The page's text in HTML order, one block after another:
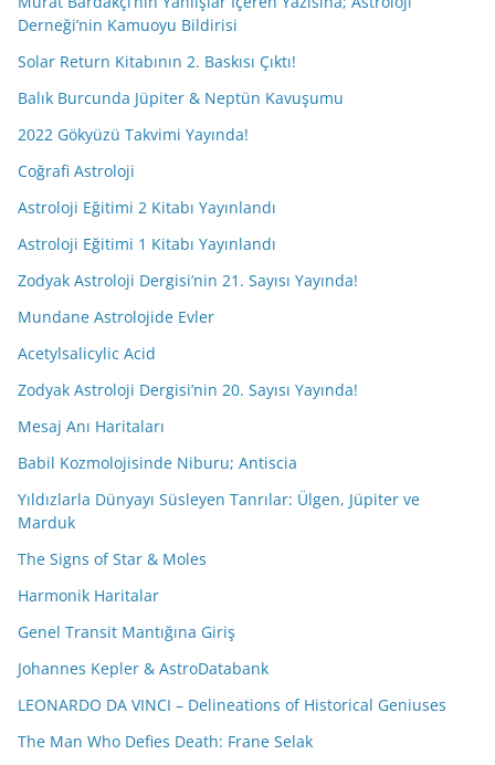
Derneği’nin Kamuoyu Bildirisi
Solar Return Kitabının 2. Baskısı Çıktı!
Balık Burcunda Jüpiter & Neptün Kavuşumu
2022 Gökyüzü Takvimi Yayında!
Coğrafi Astroloji
Astroloji Eğitimi 2 Kitabı Yayınlandı
Astroloji Eğitimi 1 Kitabı Yayınlandı
Zodyak Astroloji Dergisi’nin 21. Sayısı Yayında!
Mundane Astrolojide Evler
Acetylsalicylic Acid
Zodyak Astroloji Dergisi’nin 20. Sayısı Yayında!
Mesaj Anı Haritaları
Babil Kozmolojisinde Niburu; Antiscia
Yıldızlarla Dünyayı Süsleyen Tanrılar: Ülgen, Jüpiter ve
Marduk
The Signs of Star & Moles
Harmonik Haritalar
Genel Transit Mantığına Giriş
Johannes Kepler & AstroDatabank
LEONARDO DA VINCI – Delineations of Historical Geniuses
The Man Who Defies Death: Frane Selak